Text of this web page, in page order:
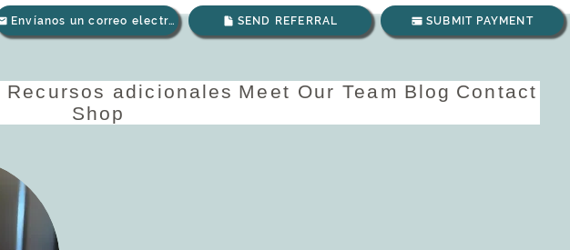
Envíanos un correo electrónico SEND REFERRAL SUBMIT PAYMENT
Recursos adicionales Meet Our Team Blog Contact
Shop